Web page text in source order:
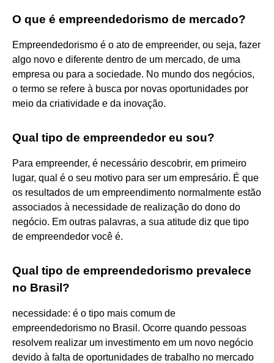
O que é empreendedorismo de mercado?
Empreendedorismo é o ato de empreender, ou seja, fazer
algo novo e diferente dentro de um mercado, de uma
empresa ou para a sociedade. No mundo dos negócios,
o termo se refere à busca por novas oportunidades por
meio da criatividade e da inovação.
Qual tipo de empreendedor eu sou?
Para empreender, é necessário descobrir, em primeiro
lugar, qual é o seu motivo para ser um empresário. É que
os resultados de um empreendimento normalmente estão
associados à necessidade de realização do dono do
negócio. Em outras palavras, a sua atitude diz que tipo
de empreendedor você é.
Qual tipo de empreendedorismo prevalece
no Brasil?
necessidade: é o tipo mais comum de
empreendedorismo no Brasil. Ocorre quando pessoas
resolvem realizar um investimento em um novo negócio
devido à falta de oportunidades de trabalho no mercado